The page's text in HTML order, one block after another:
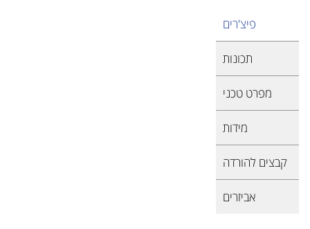
פיצ'רים
תכונות
מפרט טכני
מידות
קבצים להורדה
אביזרים